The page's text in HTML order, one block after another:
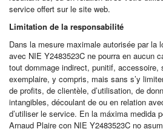
service offert sur le site web.
Limitation de la responsabilité
Dans la mesure maximale autorisée par la
avec NIE Y2483523C ne pourra en aucun
tout dommage indirect, punitif, accessoire,
exemplaire, y compris, mais sans s’y
de profits, de clientèle, d’utilisation, de
intangibles, découlant de ou en relation
d’utiliser le service. En la máxima medida
Arnaud Plaire con NIE Y2483523C no